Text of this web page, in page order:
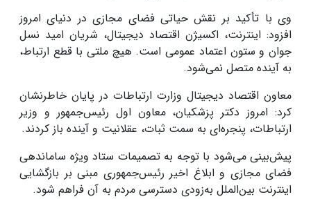
وی با تأکید بر نقش حیاتی فضای مجازی در دنیای امروز
افزود: اینترنت، اکسیژن اقتصاد دیجیتال، شریان امید نسل
جوان و ستون اعتماد عمومی است. هیچ ملتی با قطع ارتباط،
به آینده متصل نمی‌شود.
معاون اقتصاد دیجیتال وزارت ارتباطات در پایان خاطرنشان
کرد: امروز دکتر پزشکیان، معاون اول رئیس‌جمهور و وزیر
ارتباطات، پنجره‌ای به سمت ثبات، عقلانیت و آینده باز کردند.
پیش‌بینی می‌شود با توجه به تصمیمات ستاد ویژه ساماندهی
فضای مجازی و ابلاغ اخیر رئیس‌جمهوری مبنی بر بازگشایی
اینترنت بین‌الملل به‌زودی دسترسی مردم به آن فراهم شود.